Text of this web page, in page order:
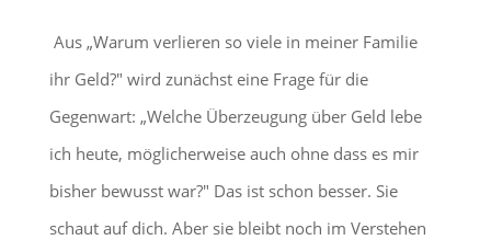
Aus „Warum verlieren so viele in meiner Familie
ihr Geld?" wird zunächst eine Frage für die
Gegenwart: „Welche Überzeugung über Geld lebe
ich heute, möglicherweise auch ohne dass es mir
bisher bewusst war?" Das ist schon besser. Sie
schaut auf dich. Aber sie bleibt noch im Verstehen